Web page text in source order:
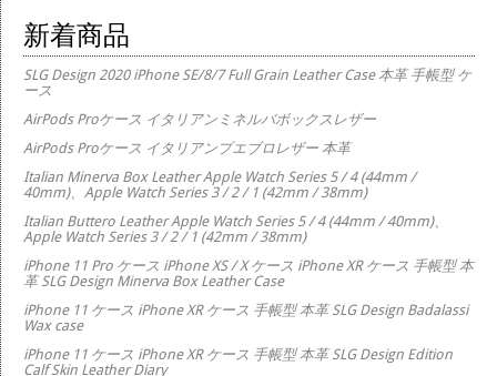
新着商品
SLG Design 2020 iPhone SE/8/7 Full Grain Leather Case 本革 手帳型 ケ
ース
AirPods Proケース イタリアンミネルバボックスレザー
AirPods Proケース イタリアンプエブロレザー 本革
Italian Minerva Box Leather Apple Watch Series 5 / 4 (44mm /
40mm)、Apple Watch Series 3 / 2 / 1 (42mm / 38mm)
Italian Buttero Leather Apple Watch Series 5 / 4 (44mm / 40mm)、
Apple Watch Series 3 / 2 / 1 (42mm / 38mm)
iPhone 11 Pro ケース iPhone XS / X ケース iPhone XR ケース 手帳型 本
革 SLG Design Minerva Box Leather Case
iPhone 11 ケース iPhone XR ケース 手帳型 本革 SLG Design Badalassi
Wax case
iPhone 11 ケース iPhone XR ケース 手帳型 本革 SLG Design Edition
Calf Skin Leather Diary